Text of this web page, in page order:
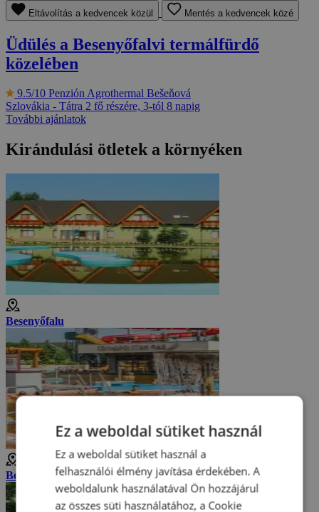
Eltávolítás a kedvencek közül Mentés a kedvencek közé
Üdülés a Besenyőfalvi termálfürdő
közelében
9.5/10 Penzión Agrothermal Bešeňová
Szlovákia - Tátra 2 fő részére, 3-tól 8 napig
További ajánlatok
Kirándulási ötletek a környéken
Besenyőfalu
Besenyőfalvi Aquapark
Ez a weboldal sütiket használ
Ez a weboldal sütiket használ a
felhasználói élmény javítása érdekében. A
weboldalunk használatával Ön hozzájárul
az összes süti használatához, a Cookie